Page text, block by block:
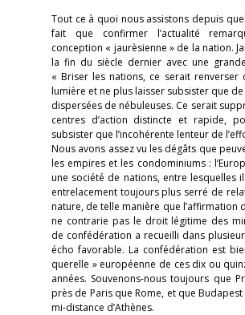
Tout ce à quoi nous assistons depuis
fait que confirmer l’actualité
conception « jaurèsienne » de la nation.
la fin du siècle dernier avec une
« Briser les nations, ce serait renverser
lumière et ne plus laisser subsister que
dispersées de nébuleuses. Ce serait
centres d’action distincte et rapide,
subsister que l’incohérente lenteur de
Nous avons assez vu les dégâts que
les empires et les condominiums :
une société de nations, entre lesquelles
entrelacement toujours plus serré de
nature, de telle manière que l’affirmation
ne contrarie pas le droit légitime des
de confédération a recueilli dans
écho favorable. La confédération est
querelle » européenne de ces dix ou
années. Souvenons-nous toujours que
près de Paris que Rome, et que
mi-distance d’Athènes.